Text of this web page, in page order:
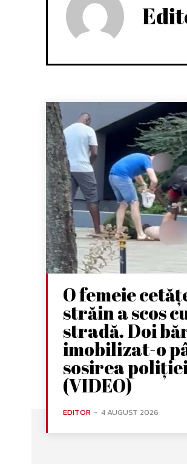
O femeie
străin a scos
stradă. Doi
imobilizat-o
sosirea
(VIDEO)
EDITOR - 4 AUGUST 2026